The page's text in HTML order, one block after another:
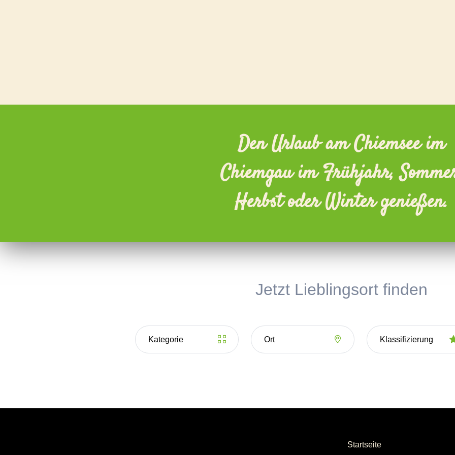
Den Urlaub am Chiemsee im
Chiemgau im Frühjahr,
Herbst oder Winter genießen.
Jetzt Lieblingsort finden
Startseite